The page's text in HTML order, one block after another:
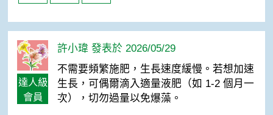
達人級
會員
許小瑋 發表於 2026/05/29
不需要頻繁施肥，生長速度緩慢。若想加速
生長，可偶爾滴入適量液肥（如 1-2 個月一
次），切勿過量以免爆藻。